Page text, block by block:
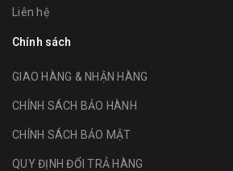
Liên hệ
Chính sách
GIAO HÀNG & NHẬN HÀNG
CHÍNH SÁCH BẢO HÀNH
CHÍNH SÁCH BẢO MẬT
QUY ĐỊNH ĐỔI TRẢ HÀNG